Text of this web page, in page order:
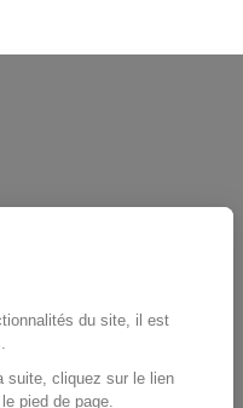
du site, il est
suite, cliquez sur le lien
pied de page.